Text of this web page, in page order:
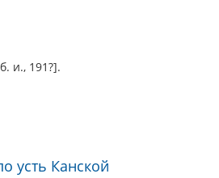
и., 191?].
усть Канской